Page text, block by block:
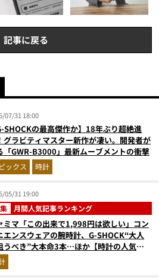
記事に戻る
07/31 18:00
SHOCKの最高傑作か】18年ぶり超絶進
グラビティマスター新作が凄い。開発者が
「GWR-B3000」最新ムーブメントの衝撃
ックス 時計
05/31 19:00
月間人気記事ランキング
ミマ「この出来で1,998円は欲しい」コン
エンスウェアの腕時計、G-SHOCK“大人
うべき”大本命3本…ほか【時計の人気記
ンキングベスト3】（2026年4月版）